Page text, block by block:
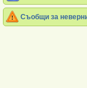
Съобщи за